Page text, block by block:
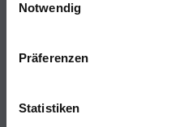
Notwendig
Präferenzen
Statistiken
Online-Shop
Putze- und Spachtelmassen